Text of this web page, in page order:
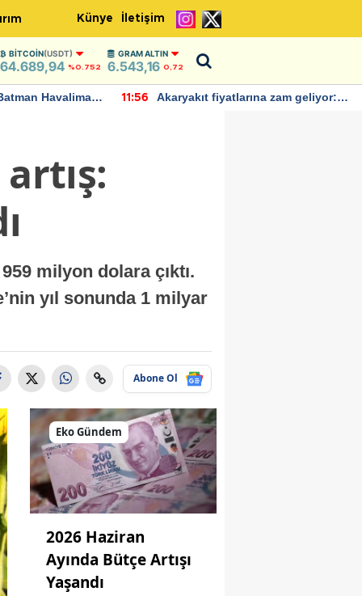
Künye İletişim
BITCOIN(USDT)
64.689,94 %0.752
GRAM ALTIN
6.543,16 0,72
Havalimanı
11:56
Akaryakıt fiyatlarına zam geliyor:
milyon dolara çıktı.
yıl sonunda 1 milyar
Abone Ol
Eko Gündem
2026 Haziran
Ayında Bütçe Artışı
Yaşandı